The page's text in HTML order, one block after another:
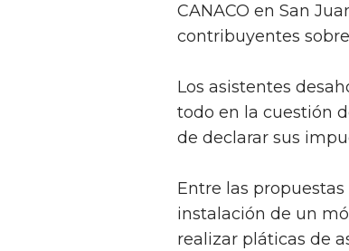
CANACO en San
contribuyentes
Los asistentes
todo en la cuestión
de declarar sus
Entre las
instalación de un
realizar pláticas de